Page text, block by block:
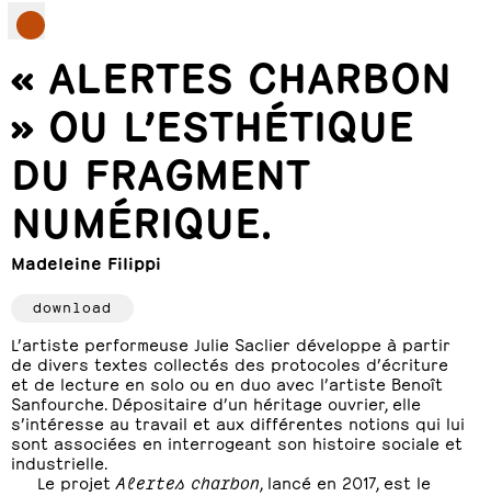
« ALERTES CHARBON
» OU L’ESTHÉTIQUE
DU FRAGMENT
NUMÉRIQUE.
Madeleine Filippi
download
L’artiste performeuse Julie Saclier développe à partir
de divers textes collectés des protocoles d’écriture
et de lecture en solo ou en duo avec l’artiste Benoît
Sanfourche. Dépositaire d’un héritage ouvrier, elle
s’intéresse au travail et aux différentes notions qui lui
sont associées en interrogeant son histoire sociale et
industrielle.
Le projet Alertes charbon , lancé en 2017, est le